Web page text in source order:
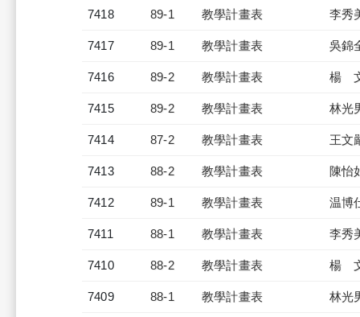
7418 89-1 教學計畫表 李秀
7417 89-1 教學計畫表 吳錦
7416 89-2 教學計畫表 楊
7415 89-2 教學計畫表 林光
7414 87-2 教學計畫表 王文
7413 88-2 教學計畫表 陳怡
7412 89-1 教學計畫表 温博
7411 88-1 教學計畫表 李秀
7410 88-2 教學計畫表 楊
7409 88-1 教學計畫表 林光